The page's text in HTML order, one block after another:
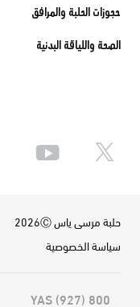
حجوزات الحلبة والمرافق
الصحة واللياقة البدنية
حلبة مرسى ياس 2026Ⓒ
سياسة الخصوصية
800 YAS (927)